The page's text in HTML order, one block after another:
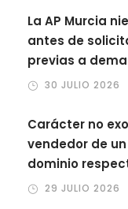
La AP Murcia
antes de
previas a
30 JULIO 2026
Carácter no
vendedor de
dominio
29 JULIO 2026